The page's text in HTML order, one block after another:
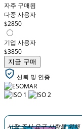
자주 구매됨
다중 사용자
$2850
기업 사용자
$3850
지금 구매
신뢰 및 인증
시장 조사 요구 사항을 위